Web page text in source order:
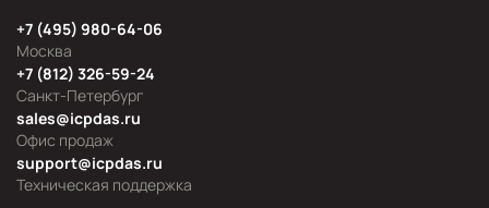
Москва
+7 (495) 980-64-06
Офис продаж
sales@icpdas.ru
Санкт-Петербург
+7 (812) 326-59-24
Техническая поддержка
support@icpdas.ru